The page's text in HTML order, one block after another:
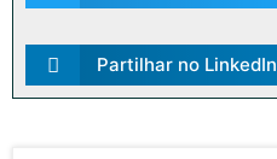
Partilhar no LinkedIn